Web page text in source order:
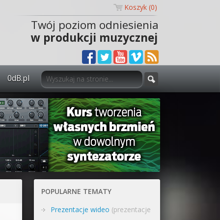
Koszyk (0)
Twój poziom odniesienia
w produkcji muzycznej
0dB.pl
0dB.pl - informacje
Newsletter
Materiały dla mediów
Archiwum aktualności
POPULARNE TEMATY
Prezentacje wideo (prezentacje